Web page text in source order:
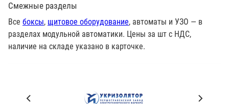
Смежные разделы
Все боксы, щитовое оборудование, автоматы и УЗО — в
разделах модульной автоматики. Цены за шт с НДС,
наличие на складе указано в карточке.